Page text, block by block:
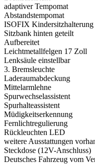
adaptiver Tempomat
Abstandstempomat
ISOFIX Kindersitzhalterung
Sitzbank hinten geteilt
Aufbereitet
Leichtmetallfelgen 17 Zoll
Lenksäule einstellbar
3. Bremsleuchte
Laderaumabdeckung
Mittelarmlehne
Spurwechselassistent
Spurhalteassistent
Müdigkeitserkennung
Fernlichtregulierung
Rückleuchten LED
weitere Ausstattungen
Steckdose (12V-Anschluss)
Deutsches Fahrzeug vom